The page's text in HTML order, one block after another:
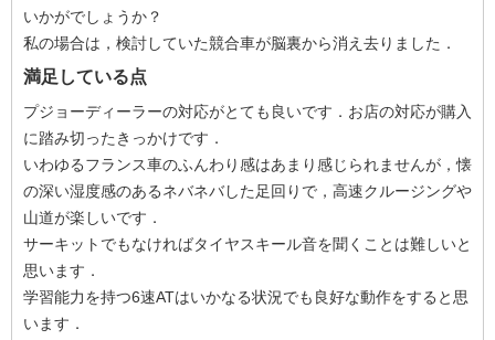
いかがでしょうか？
私の場合は，検討していた競合車が脳裏から消え去りました．
満足している点
プジョーディーラーの対応がとても良いです．お店の対応が購入
に踏み切ったきっかけです．
いわゆるフランス車のふんわり感はあまり感じられませんが，懐
の深い湿度感のあるネバネバした足回りで，高速クルージングや
山道が楽しいです．
サーキットでもなければタイヤスキール音を聞くことは難しいと
思います．
学習能力を持つ6速ATはいかなる状況でも良好な動作をすると思
います．